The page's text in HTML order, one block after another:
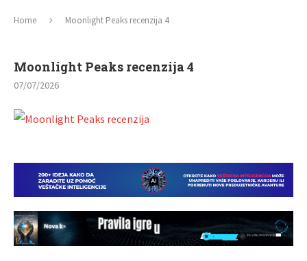
Home Moonlight Peaks recenzija 4
Moonlight Peaks recenzija 4
07/07/2026